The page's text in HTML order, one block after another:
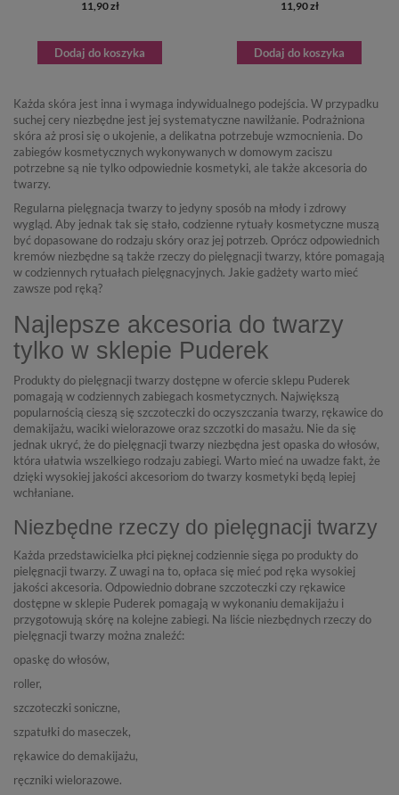
11,90 zł
Dodaj do koszyka
11,90 zł
Dodaj do koszyka
Każda skóra jest inna i wymaga indywidualnego podejścia. W przypadku
suchej cery niezbędne jest jej systematyczne nawilżanie. Podrażniona
skóra aż prosi się o ukojenie, a delikatna potrzebuje wzmocnienia. Do
zabiegów kosmetycznych wykonywanych w domowym zaciszu
potrzebne są nie tylko odpowiednie kosmetyki, ale także akcesoria do
twarzy.
Regularna pielęgnacja twarzy to jedyny sposób na młody i zdrowy
wygląd. Aby jednak tak się stało, codzienne rytuały kosmetyczne muszą
być dopasowane do rodzaju skóry oraz jej potrzeb. Oprócz odpowiednich
kremów niezbędne są także rzeczy do pielęgnacji twarzy, które pomagają
w codziennych rytuałach pielęgnacyjnych. Jakie gadżety warto mieć
zawsze pod ręką?
Najlepsze akcesoria do twarzy
tylko w sklepie Puderek
Produkty do pielęgnacji twarzy dostępne w ofercie sklepu Puderek
pomagają w codziennych zabiegach kosmetycznych. Największą
popularnością cieszą się szczoteczki do oczyszczania twarzy, rękawice do
demakijażu, waciki wielorazowe oraz szczotki do masażu. Nie da się
jednak ukryć, że do pielęgnacji twarzy niezbędna jest opaska do włosów,
która ułatwia wszelkiego rodzaju zabiegi. Warto mieć na uwadze fakt, że
dzięki wysokiej jakości akcesoriom do twarzy kosmetyki będą lepiej
wchłaniane.
Niezbędne rzeczy do pielęgnacji twarzy
Każda przedstawicielka płci pięknej codziennie sięga po produkty do
pielęgnacji twarzy. Z uwagi na to, opłaca się mieć pod ręka wysokiej
jakości akcesoria. Odpowiednio dobrane szczoteczki czy rękawice
dostępne w sklepie Puderek pomagają w wykonaniu demakijażu i
przygotowują skórę na kolejne zabiegi. Na liście niezbędnych rzeczy do
pielęgnacji twarzy można znaleźć:
opaskę do włosów,
roller,
szczoteczki soniczne,
szpatułki do maseczek,
rękawice do demakijażu,
ręczniki wielorazowe.